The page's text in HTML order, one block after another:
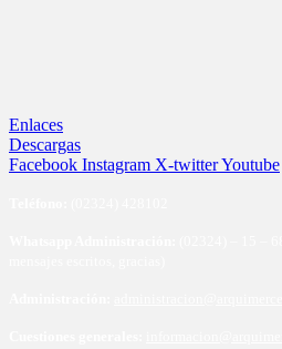
Enlaces
Descargas
Facebook Instagram X-twitterYoutube